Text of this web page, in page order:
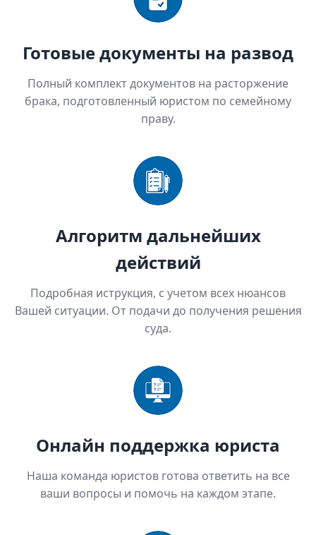
Готовые документы на развод
Полный комплект документов на расторжение
брака, подготовленный юристом по семейному
праву.
Алгоритм дальнейших
действий
Подробная иструкция, с учетом всех нюансов
Вашей ситуации. От подачи до получения решения
суда.
Онлайн поддержка юриста
Наша команда юристов готова ответить на все
ваши вопросы и помочь на каждом этапе.